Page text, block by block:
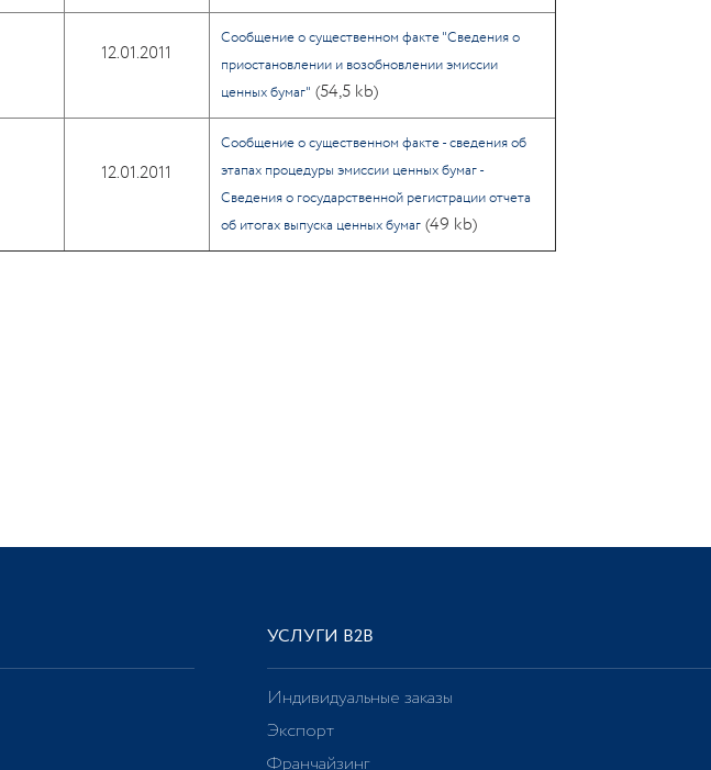
12.01.2011
Сообщение о существенном факте "Сведения о
приостановлении и возобновлении эмиссии
ценных бумаг" (54,5 kb)
12.01.2011
Cообщение о существенном факте - сведения об
этапах процедуры эмиссии ценных бумаг -
Сведения о государственной регистрации отчета
об итогах выпуска ценных бумаг(49 kb)
УСЛУГИ В2В
Индивидуальные заказы
Экспорт
Франчайзинг